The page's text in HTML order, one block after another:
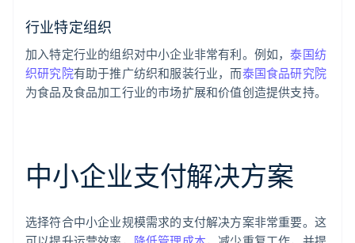
行业特定组织
加入特定行业的组织对中小企业非常有利。例如，泰国纺
织研究院有助于推广纺织和服装行业，而泰国食品研究院
为食品及食品加工行业的市场扩展和价值创造提供支持。
中小企业支付解决方案
选择符合中小企业规模需求的支付解决方案非常重要。这